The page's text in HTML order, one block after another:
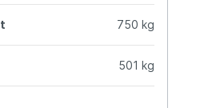
750 kg
501 kg